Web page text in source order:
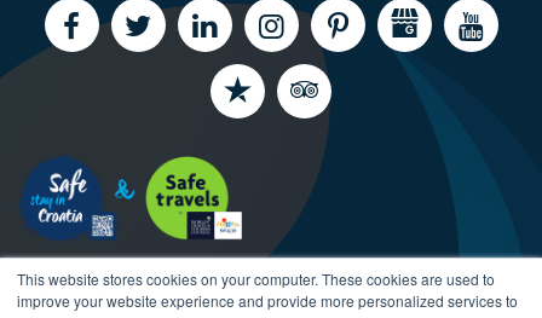
This website stores cookies on your computer. These cookies are used to
improve your website experience and provide more personalized services to